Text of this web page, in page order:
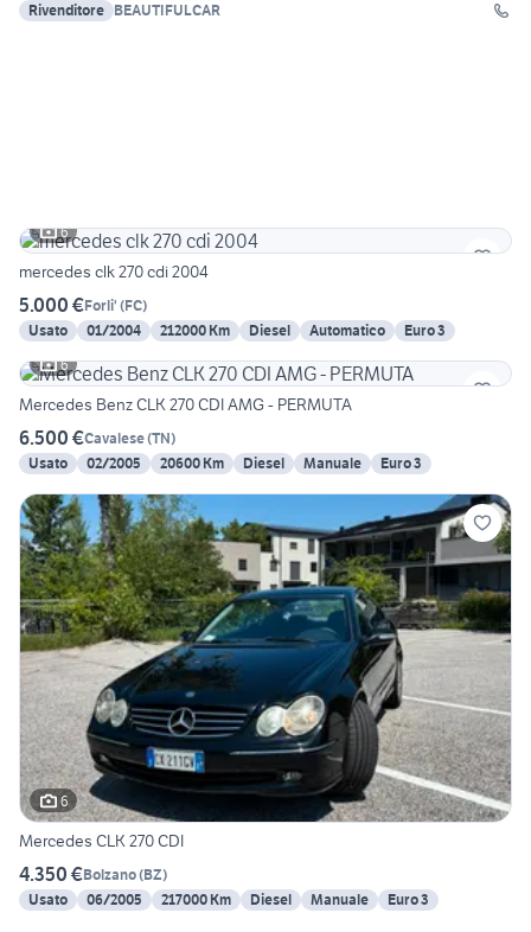
Rivenditore BEAUTIFULCAR
6
mercedes clk 270 cdi 2004
5.000 €Forli' (FC)
Usato
01/2004 212000 Km Diesel Automatico
Euro 3
6
Mercedes Benz CLK 270 CDI AMG - PERMUTA
6.500 €Cavalese(TN)
Usato
02/2005 20600 Km Diesel Manuale Euro 3
6
Mercedes CLK 270 CDI
4.350 €Bolzano(BZ)
Usato
06/2005 217000 Km Diesel Manuale Euro 3